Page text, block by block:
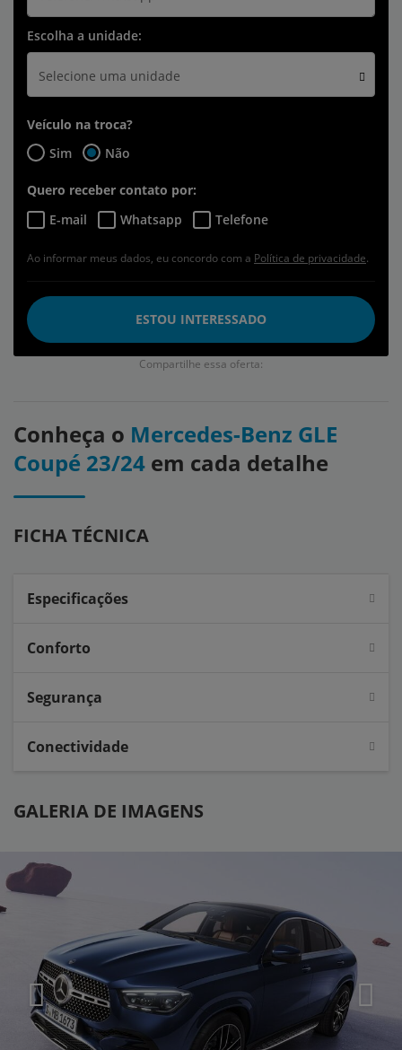
Escolha a unidade:
Selecione uma unidade
Veículo na troca?
Sim
Não
Quero receber contato por:
E-mail
Whatsapp Telefone
Ao informar meus dados, eu concordo com a Política de privacidade.
ESTOU INTERESSADO
Compartilhe essa oferta:
Conheça o Mercedes-Benz GLE
Coupé 23/24 em cada detalhe
FICHA TÉCNICA
Especificações
Conforto
Segurança
Conectividade
GALERIA DE IMAGENS